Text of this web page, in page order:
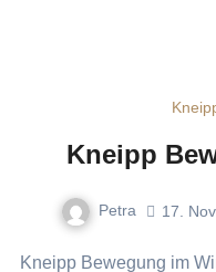
Kneipp
Petra 17.
Kneipp Bewegung im Winter: Licht, Luft und Bewegung im